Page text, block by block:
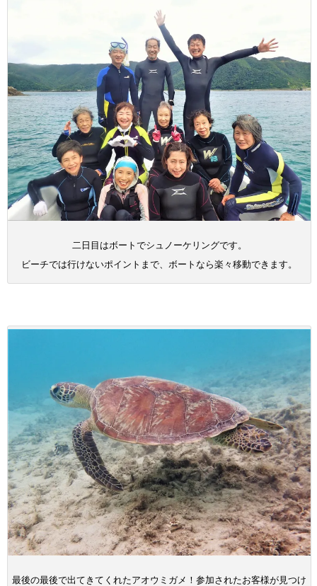
二日目はボートでシュノーケリングです。
ビーチでは行けないポイントまで、ボートなら楽々移動できます。
最後の最後で出てきてくれたアオウミガメ！参加されたお客様が見つけ